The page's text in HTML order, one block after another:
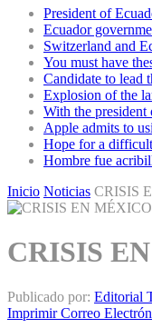
President of
Ecuador
Switzerland and
You must have
Candidate to lead
Explosion of the
With the president
Apple admits to
Hope for a
Hombre fue
Inicio Noticias CRISIS
CRISIS
Publicado por: Editorial
Imprimir Correo